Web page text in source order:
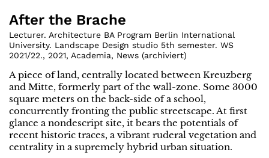
After the Brache
Lecturer. Architecture BA Program Berlin International
University. Landscape Design studio 5th semester. WS
2021/22., 2021, Academia, News (archiviert)
A piece of land, centrally located between Kreuzberg
and Mitte, formerly part of the wall-zone. Some 3000
square meters on the back-side of a school,
concurrently fronting the public streetscape. At first
glance a nondescript site, it bears the potentials of
recent historic traces, a vibrant ruderal vegetation and
centrality in a supremely hybrid urban situation.